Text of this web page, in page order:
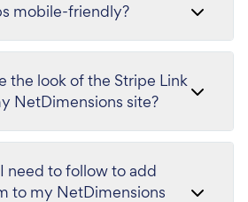
mobile-friendly?
the look of the Stripe Link
NetDimensions site?
need to follow to add
to my NetDimensions